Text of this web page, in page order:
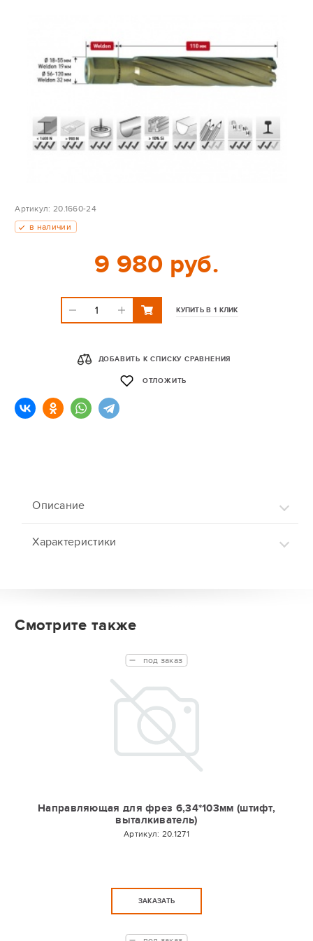
Артикул: 20.1660-24
в наличии
9 980 руб.
КУПИТЬ В 1 КЛИК
ДОБАВИТЬ К СПИСКУ СРАВНЕНИЯ
ОТЛОЖИТЬ
Описание
Характеристики
Смотрите также
Направляющая для фрез 6,34*103мм (штифт,
выталкиватель)
Артикул: 20.1271
под заказ
ЗАКАЗАТЬ